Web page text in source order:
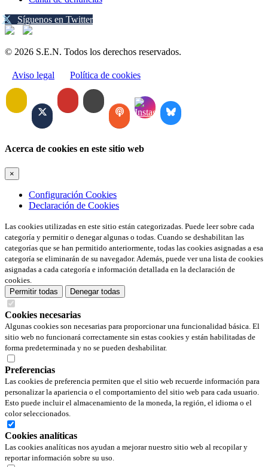
Síguenos en Twitter
© 2026 S.E.N. Todos los derechos reservados.
Aviso legal Política de cookies
Acerca de cookies en este sitio web
×
Configuración Cookies
Declaración de Cookies
Las cookies utilizadas en este sitio están categorizadas. Puede leer sobre cada
categoría y permitir o denegar algunas o todas. Cuando se deshabilitan las
categorías que se han permitido anteriormente, todas las cookies asignadas a esa
categoría se eliminarán de su navegador. Además, puede ver una lista de cookies
asignadas a cada categoría e información detallada en la declaración de
cookies.
Permitir todas
Denegar todas
Cookies necesarias
Algunas cookies son necesarias para proporcionar una funcionalidad básica. El
sitio web no funcionará correctamente sin estas cookies y están habilitadas de
forma predeterminada y no se pueden deshabilitar.
Preferencias
Las cookies de preferencia permiten que el sitio web recuerde información para
personalizar la apariencia o el comportamiento del sitio web para cada usuario.
Esto puede incluir el almacenamiento de la moneda, la región, el idioma o el
color seleccionados.
Cookies analíticas
Las cookies analíticas nos ayudan a mejorar nuestro sitio web al recopilar y
reportar información sobre su uso.